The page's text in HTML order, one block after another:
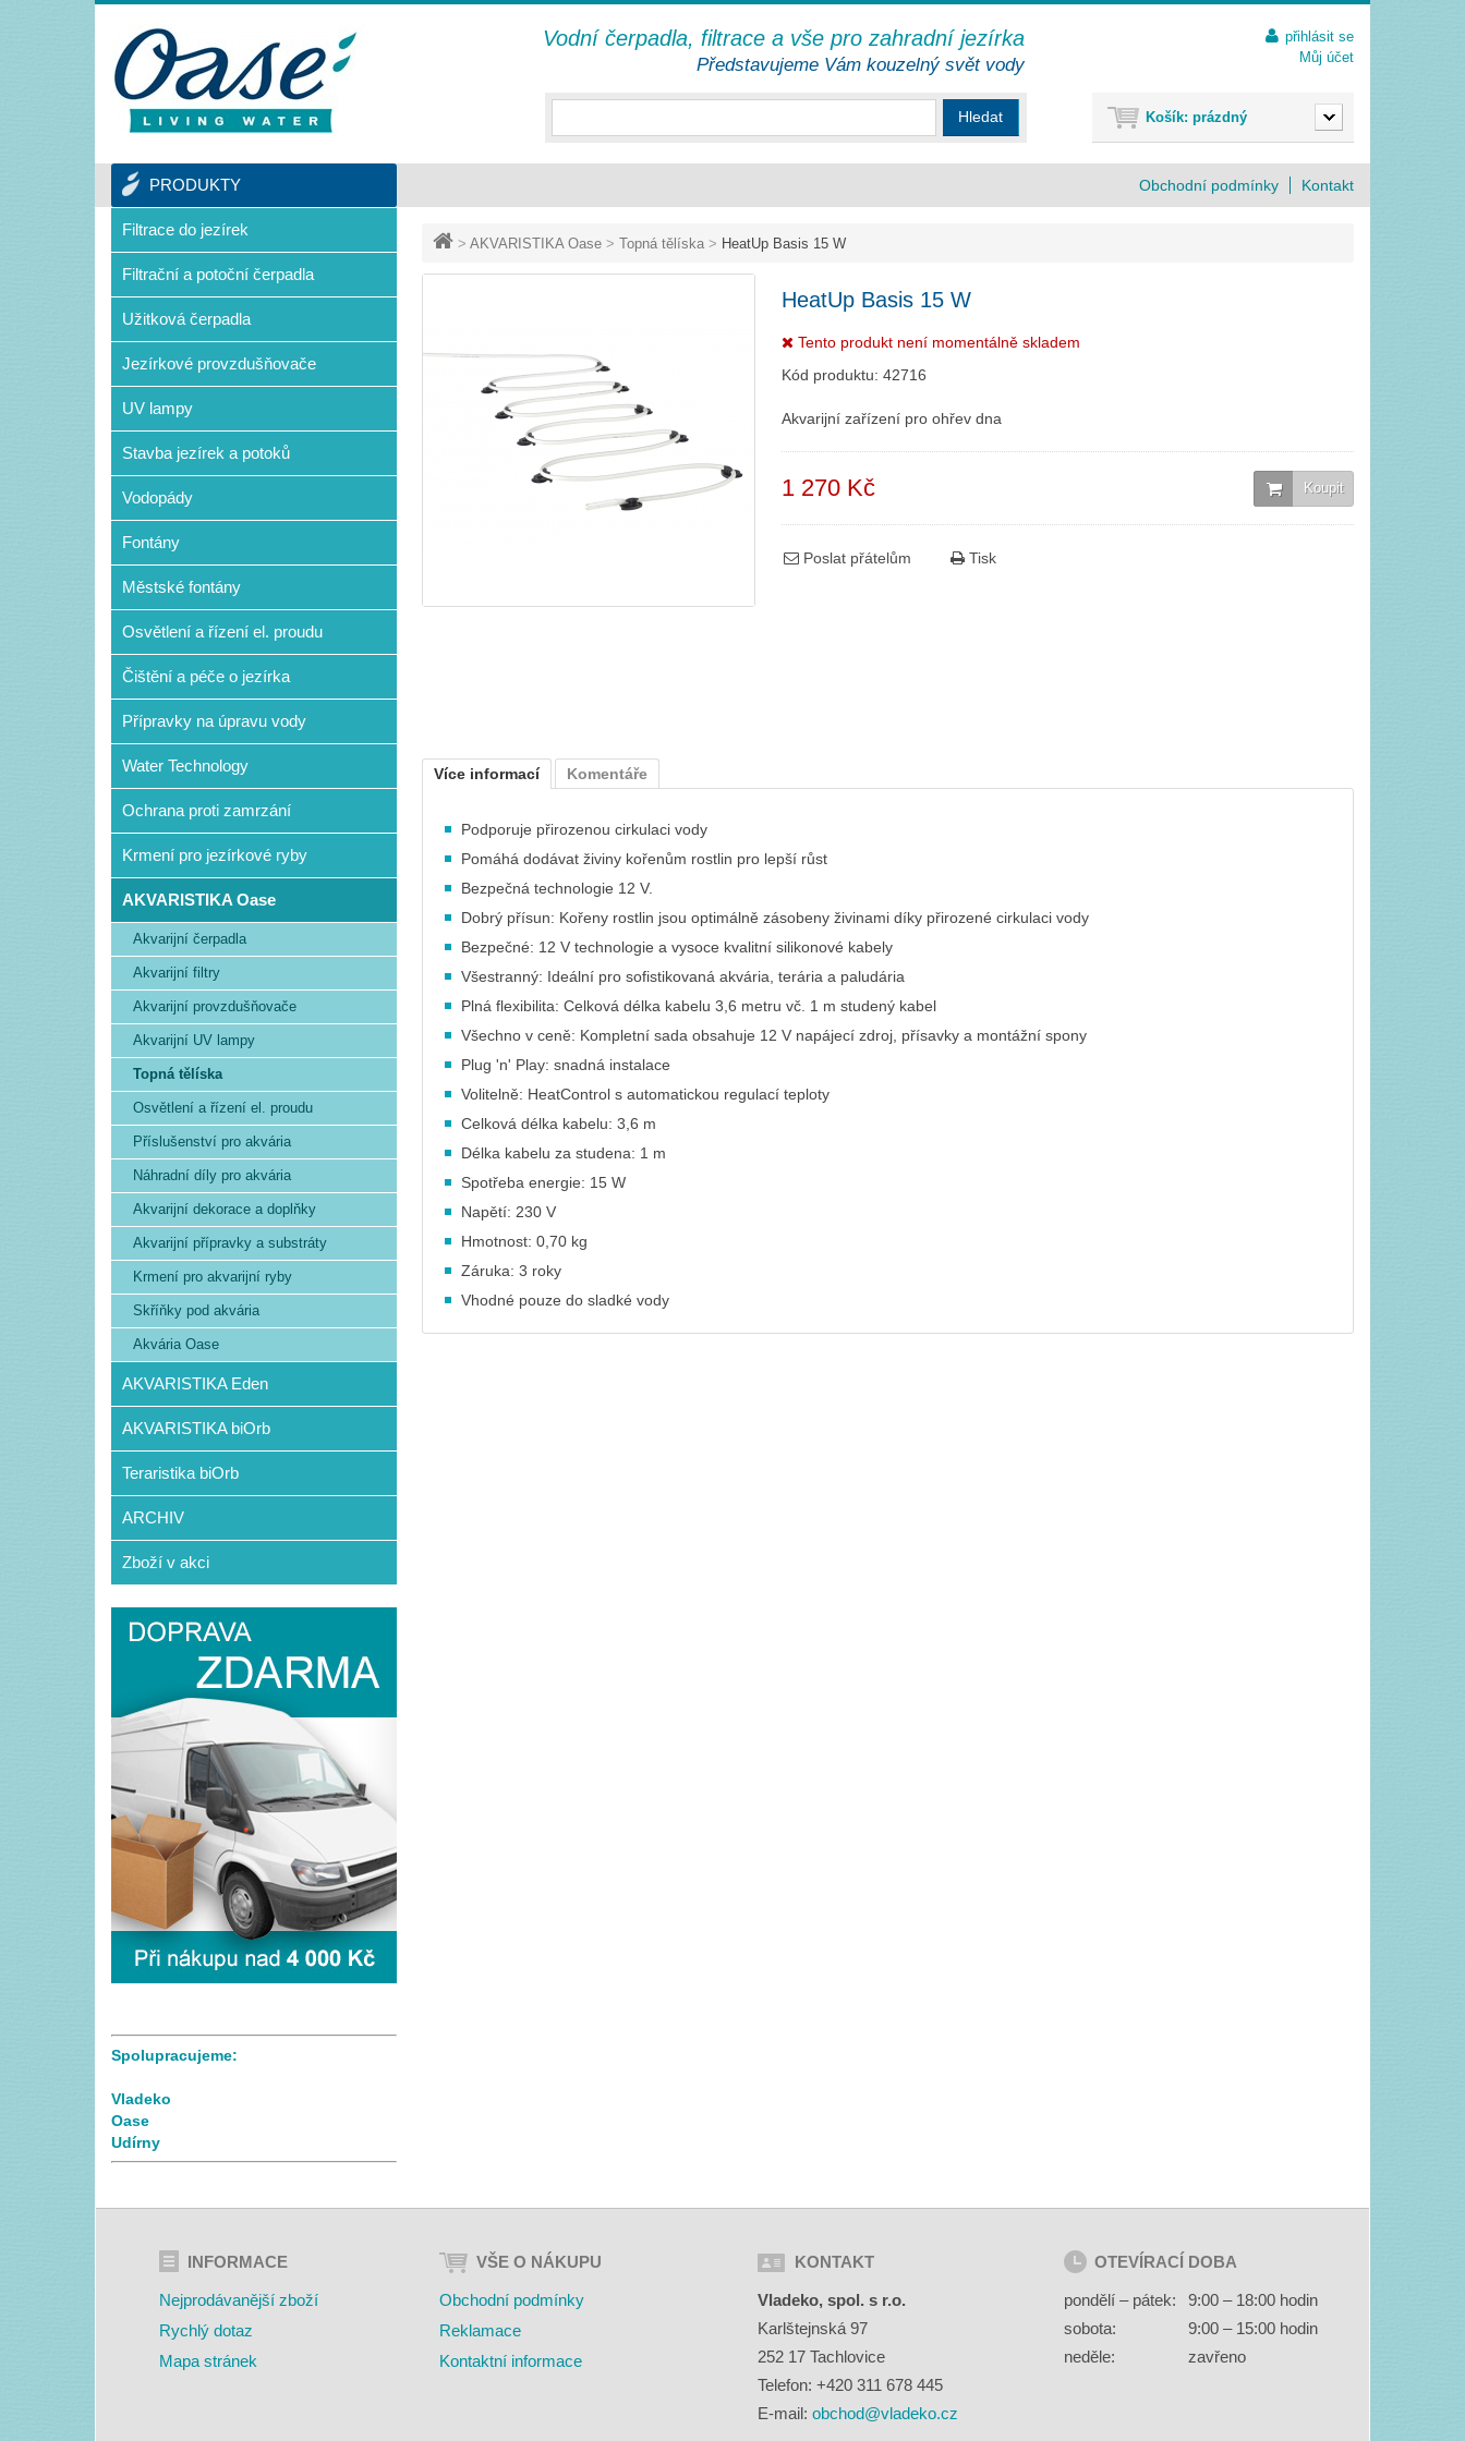
> AKVARISTIKA Oase > Topná tělíska > HeatUp Basis 15 W
HeatUp Basis 15 W
Tento produkt není momentálně skladem
Kód produktu: 42716
Akvarijní zařízení pro ohřev dna
1 270 Kč Koupit
Poslat přátelům Tisk
Více informací Komentáře
Podporuje přirozenou cirkulaci vody
Pomáhá dodávat živiny kořenům rostlin pro lepší růst
Bezpečná technologie 12 V.
Dobrý přísun: Kořeny rostlin jsou optimálně zásobeny živinami díky přirozené cirkulaci vody
Bezpečné: 12 V technologie a vysoce kvalitní silikonové kabely
Všestranný: Ideální pro sofistikovaná akvária, terária a paludária
Plná flexibilita: Celková délka kabelu 3,6 metru vč. 1 m studený kabel
Všechno v ceně: Kompletní sada obsahuje 12 V napájecí zdroj, přísavky a montážní spony
Plug 'n' Play: snadná instalace
Volitelně: HeatControl s automatickou regulací teploty
Celková délka kabelu: 3,6 m
Délka kabelu za studena: 1 m
Spotřeba energie: 15 W
Napětí: 230 V
Hmotnost: 0,70 kg
Záruka: 3 roky
Vhodné pouze do sladké vody
PRODUKTY
Filtrace do jezírek
Filtrační a potoční čerpadla
Užitková čerpadla
Jezírkové provzdušňovače
UV lampy
Stavba jezírek a potoků
Vodopády
Fontány
Městské fontány
Osvětlení a řízení el. proudu
Čištění a péče o jezírka
Přípravky na úpravu vody
Water Technology
Ochrana proti zamrzání
Krmení pro jezírkové ryby
AKVARISTIKA Oase
Akvarijní čerpadla
Akvarijní filtry
Akvarijní provzdušňovače
Akvarijní UV lampy
Topná tělíska
Osvětlení a řízení el. proudu
Příslušenství pro akvária
Náhradní díly pro akvária
Akvarijní dekorace a doplňky
Akvarijní přípravky a substráty
Krmení pro akvarijní ryby
Skříňky pod akvária
Akvária Oase
AKVARISTIKA Eden
AKVARISTIKA biOrb
Teraristika biOrb
ARCHIV
Zboží v akci
Spolupracujeme:
Vladeko
Oase
Udírny
Obchodní podmínky Kontakt
Hledat
přihlásit se
Můj účet
Košík: prázdný
Vodní čerpadla, filtrace a vše pro zahradní jezírka
Představujeme Vám kouzelný svět vody
INFORMACE
Nejprodávanější zboží
Rychlý dotaz
Mapa stránek
VŠE O NÁKUPU
Obchodní podmínky
Reklamace
Kontaktní informace
KONTAKT
Vladeko, spol. s r.o.
Karlštejnská 97
252 17 Tachlovice
Telefon: +420 311 678 445
E-mail:obchod@vladeko.cz
OTEVÍRACÍ DOBA
pondělí – pátek:
9:00 – 18:00 hodin
sobota:
9:00 – 15:00 hodin
neděle:
zavřeno